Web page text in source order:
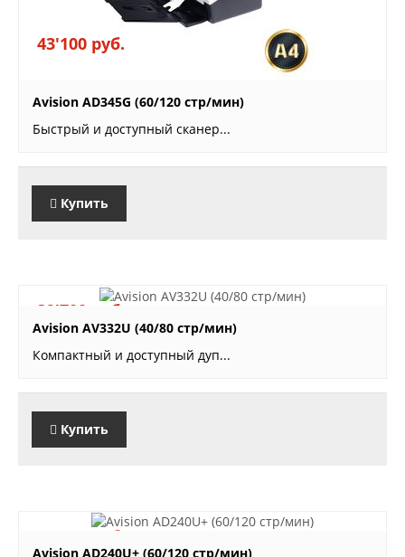
43'100 руб.
Avision AD345G (60/120 стр/мин)
Быстрый и доступный сканер...
Купить
39'700 руб.
Avision AV332U (40/80 стр/мин)
Компактный и доступный дуп...
Купить
32'500 руб.
Avision AD240U+ (60/120 стр/мин)